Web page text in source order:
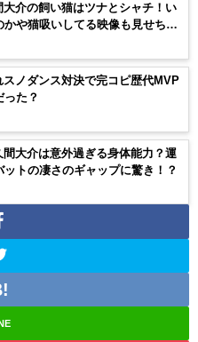
介の飼い猫はツナとシャチ！い
かや猫吸いしてる映像も見せちゃ
ノダンス対決で完コピ歴代MVP
った？
大介は意外過ぎる身体能力？運
トの凄さのギャップに驚き！？